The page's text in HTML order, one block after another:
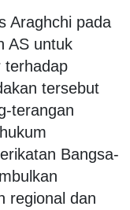
Araghchi pada
AS untuk
terhadap
tersebut
terangan
Bangsa-
regional dan